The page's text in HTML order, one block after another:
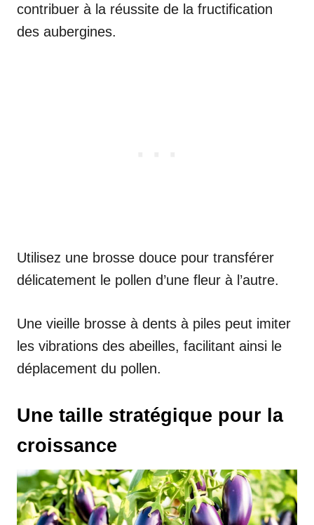
contribuer à la réussite de la fructification
des aubergines.
Utilisez une brosse douce pour transférer
délicatement le pollen d’une fleur à l’autre.
Une vieille brosse à dents à piles peut imiter
les vibrations des abeilles, facilitant ainsi le
déplacement du pollen.
Une taille stratégique pour la
croissance